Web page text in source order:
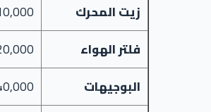
زيت المحرك
10,000
فلتر الهواء
20,000
البوجيهات
40,000